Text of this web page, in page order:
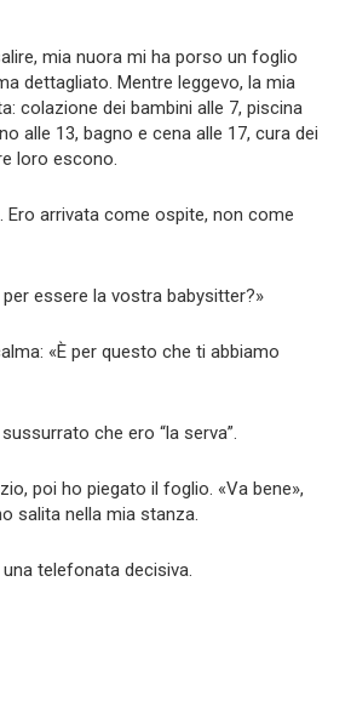
mia nuora mi ha porso un foglio
dettagliato. Mentre leggevo, la mia
colazione dei bambini alle 7, piscina
alle 13, bagno e cena alle 17, cura dei
loro escono.
Ero arrivata come ospite, non come
essere la vostra babysitter?»
«È per questo che ti abbiamo
che ero “la serva”.
poi ho piegato il foglio. «Va bene»,
salita nella mia stanza.
telefonata decisiva.